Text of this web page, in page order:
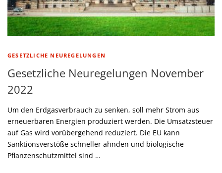
GESETZLICHE NEUREGELUNGEN
Gesetzliche Neuregelungen November
2022
Um den Erdgasverbrauch zu senken, soll mehr Strom aus
erneuerbaren Energien produziert werden. Die Umsatzsteuer
auf Gas wird vorübergehend reduziert. Die EU kann
Sanktionsverstöße schneller ahnden und biologische
Pflanzenschutzmittel sind …